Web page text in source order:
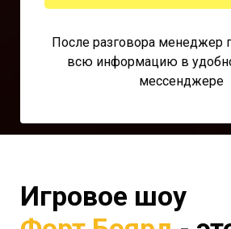
После разговора менеджер
всю информацию в
мессенджере
Игровое шоу